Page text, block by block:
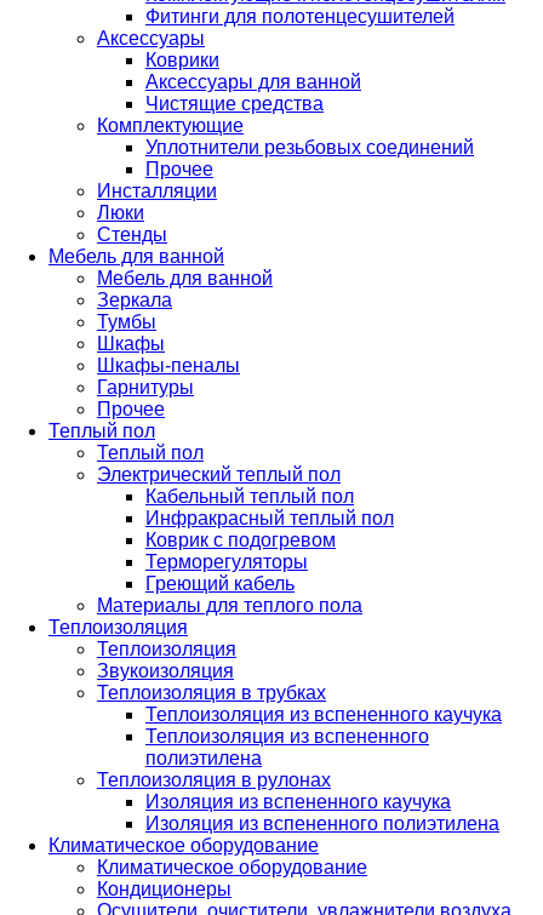
Фитинги для полотенцесушителей
Аксессуары
Коврики
Аксессуары для ванной
Чистящие средства
Комплектующие
Уплотнители резьбовых соединений
Прочее
Инсталляции
Люки
Стенды
Мебель для ванной
Мебель для ванной
Зеркала
Тумбы
Шкафы
Шкафы-пеналы
Гарнитуры
Прочее
Теплый пол
Теплый пол
Электрический теплый пол
Кабельный теплый пол
Инфракрасный теплый пол
Коврик с подогревом
Терморегуляторы
Греющий кабель
Материалы для теплого пола
Теплоизоляция
Теплоизоляция
Звукоизоляция
Теплоизоляция в трубках
Теплоизоляция из вспененного каучука
Теплоизоляция из вспененного
полиэтилена
Теплоизоляция в рулонах
Изоляция из вспененного каучука
Изоляция из вспененного полиэтилена
Климатическое оборудование
Климатическое оборудование
Кондиционеры